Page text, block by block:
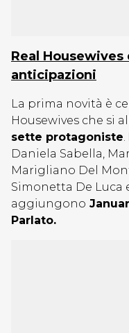
Real Housewives
anticipazioni
La prima novità è
Housewives che si
sette protagoniste.
Daniela Sabella,
Marigliano Del
Simonetta De Luca
aggiungono
Parlato.